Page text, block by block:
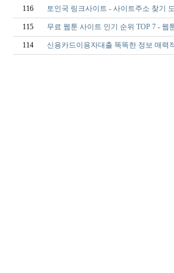
116 토인국 링크사이트 - 사이트주소 찾기
115 무료 웹툰 사이트 인기 순위 TOP 7 - 웹
114 신용카드이용자대출 똑똑한 정보 매력